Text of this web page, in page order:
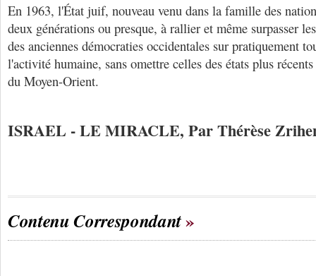
En 1963, l'État juif, nouveau venu dans la famille des
deux générations ou presque, à rallier et même surpasser
des anciennes démocraties occidentales sur pratiquement
l'activité humaine, sans omettre celles des états plus
du Moyen-Orient.
ISRAEL - LE MIRACLE, Par Thérèse
Contenu Correspondant